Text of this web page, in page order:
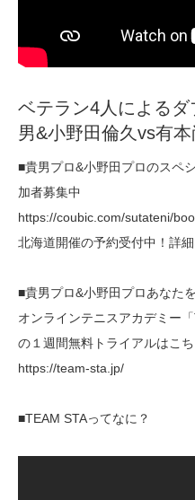
ベテラン4人による
男&小野田倫久vs有
■貴男プロ&小野田プロのスペ
加者募集中
https://coubic.com/sutateni/
北海道開催の予約受付中！詳細
■貴男プロ&小野田プロあなた
オンラインテニスアカデミー
の１週間無料トライアルはこち
https://team-sta.jp/
■TEAM STAってなに？